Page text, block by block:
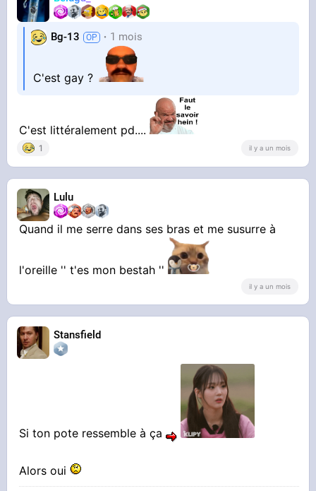
Bg-13 1 mois
C'est gay ?
C'est littéralement pd....
1 il y a un mois
Lulu
Quand il me serre dans ses bras et me susurre à
l'oreille '' t'es mon bestah ''
il y a un mois
Stansfield
Si ton pote ressemble à ça
Alors oui